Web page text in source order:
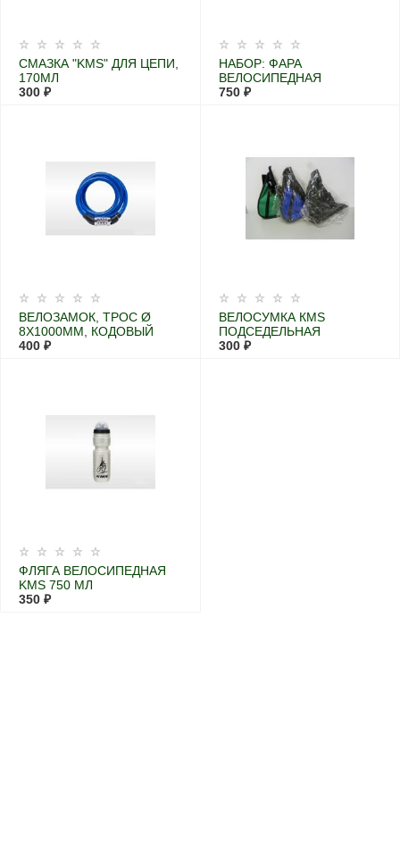
СМАЗКА "KMS" ДЛЯ ЦЕПИ,
170МЛ
300 ₽
НАБОР: ФАРА
ВЕЛОСИПЕДНАЯ
ПЕРЕДНЯЯ С
750 ₽
ВЕЛОЗАМОК, ТРОС Ø
8X1000ММ, КОДОВЫЙ
400 ₽
ВЕЛОСУМКА КМS
ПОДСЕДЕЛЬНАЯ
300 ₽
ФЛЯГА ВЕЛОСИПЕДНАЯ
KMS 750 МЛ
350 ₽